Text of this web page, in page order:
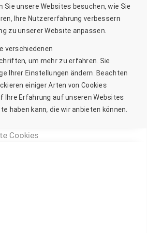
Sie unsere Websites besuchen, wie Sie
Ihre Nutzererfahrung verbessern
zu unserer Website anpassen.
verschiedenen
um mehr zu erfahren. Sie
Ihrer Einstellungen ändern. Beachten
einiger Arten von Cookies
Ihre Erfahrung auf unseren Websites
haben kann, die wir anbieten können.
Cookies